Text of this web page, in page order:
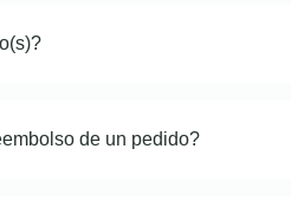
de un pedido?